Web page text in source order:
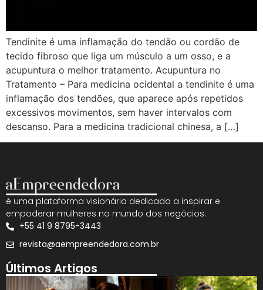
Tendinite é uma inflamação do tendão ou cordão de
tecido fibroso que liga um músculo a um osso, e a
acupuntura o melhor tratamento. Acupuntura no
Tratamento – Para medicina ocidental a tendinite é uma
inflamação dos tendões, que aparece após repetidos
excessivos movimentos, sem haver intervalos com
descanso. Para a medicina tradicional chinesa, a […]
é uma plataforma visionária dedicada a inspirar e
empoderar mulheres no mundo dos negócios.
+55 41 9 8795-3443
revista@aempreendedora.com.br
Últimos Artigos